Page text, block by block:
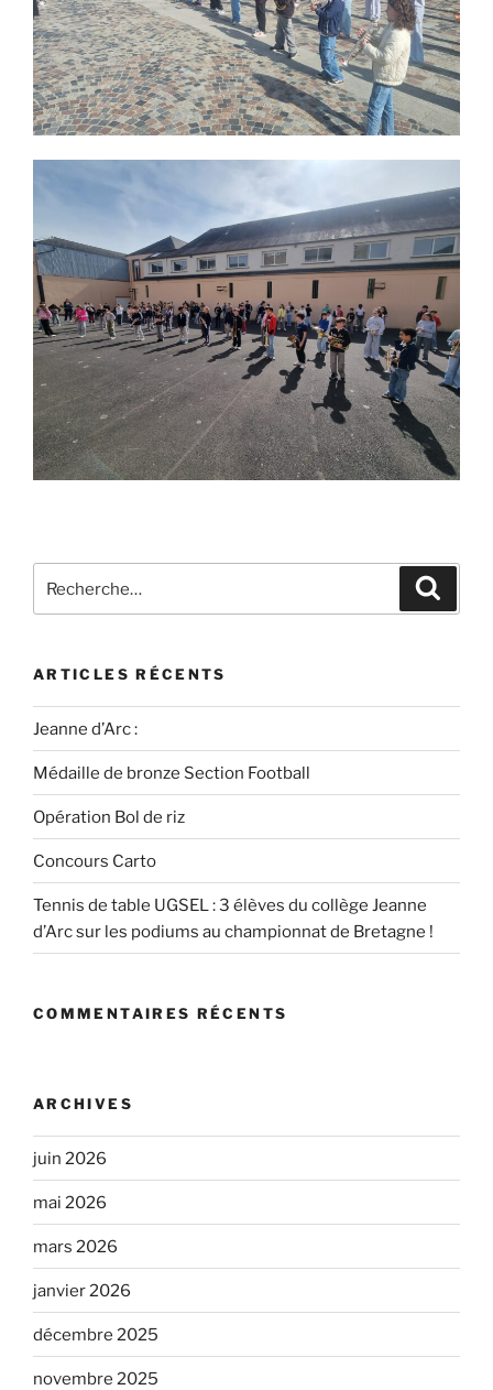
ARTICLES RÉCENTS
Jeanne d’Arc :
Médaille de bronze Section Football
Opération Bol de riz
Concours Carto
Tennis de table UGSEL : 3 élèves du collège Jeanne
d’Arc sur les podiums au championnat de Bretagne !
COMMENTAIRES RÉCENTS
ARCHIVES
juin 2026
mai 2026
mars 2026
janvier 2026
décembre 2025
novembre 2025